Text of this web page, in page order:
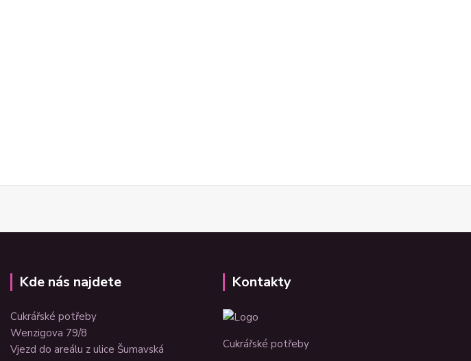
Kde nás najdete
Cukrářské potřeby
Wenzigova 79/8
Vjezd do areálu z ulice Šumavská
Kontakty
Cukrářské potřeby